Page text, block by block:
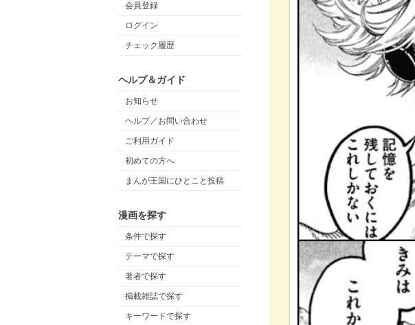
会員登録
ログイン
チェック履歴
ヘルプ＆ガイド
お知らせ
ヘルプ／お問い合わせ
ご利用ガイド
初めての方へ
まんが王国にひとこと投稿
漫画を探す
条件で探す
テーマで探す
著者で探す
掲載雑誌で探す
キーワードで探す